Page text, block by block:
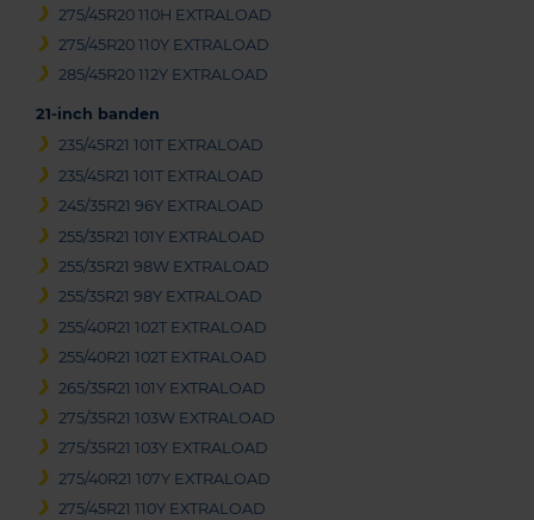
275/45R20 110H EXTRALOAD
275/45R20 110Y EXTRALOAD
285/45R20 112Y EXTRALOAD
21-inch banden
235/45R21 101T EXTRALOAD
235/45R21 101T EXTRALOAD
245/35R21 96Y EXTRALOAD
255/35R21 101Y EXTRALOAD
255/35R21 98W EXTRALOAD
255/35R21 98Y EXTRALOAD
255/40R21 102T EXTRALOAD
255/40R21 102T EXTRALOAD
265/35R21 101Y EXTRALOAD
275/35R21 103W EXTRALOAD
275/35R21 103Y EXTRALOAD
275/40R21 107Y EXTRALOAD
275/45R21 110Y EXTRALOAD